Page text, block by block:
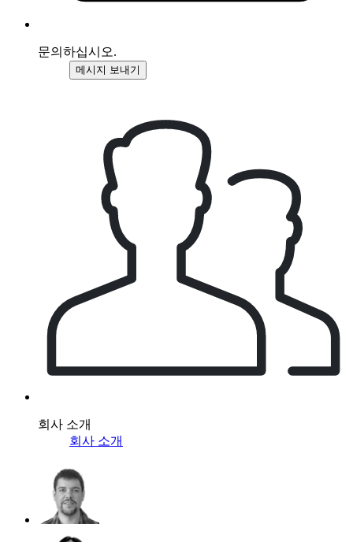
문의하십시오.
메시지 보내기
회사 소개
회사 소개